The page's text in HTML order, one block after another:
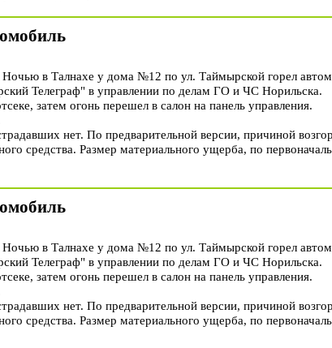
в Талнахе у дома №12 по ул. Таймырской горел
Телеграф" в управлении по делам ГО и ЧС Норильска.
затем огонь перешел в салон на панель управления.
нет. По предварительной версии, причиной
средства. Размер материального ущерба, по
в Талнахе у дома №12 по ул. Таймырской горел
Телеграф" в управлении по делам ГО и ЧС Норильска.
затем огонь перешел в салон на панель управления.
нет. По предварительной версии, причиной
средства. Размер материального ущерба, по